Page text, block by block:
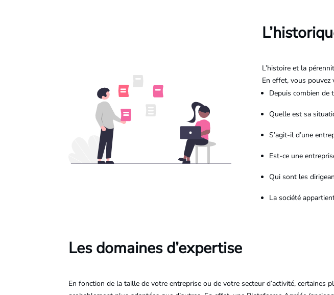
L’histoire et la
En effet, vous
Depuis combien de
Quelle est sa
S’agit-il d’une
Est-ce une
Qui sont les
La société
Les domaines d’expertise
En fonction de la taille de votre entreprise ou de votre secteur d’activité, certaines